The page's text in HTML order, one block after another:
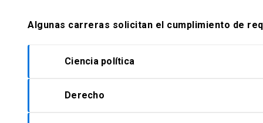
Algunas carreras solicitan el cumplimiento de
Ciencia política
Se exige acreditar un Puntaje Promedio
Derecho